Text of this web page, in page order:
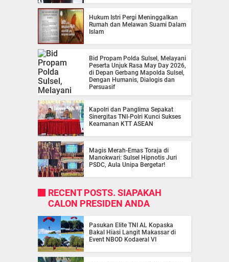
Hukum Istri Pergi Meninggalkan
Rumah dan Melawan Suami Dalam
Islam
Bid Propam Polda Sulsel, Melayani
Peserta Unjuk Rasa May Day 2026,
di Depan Gerbang Mapolda Sulsel,
Dengan Humanis, Dialogis dan
Persuasif
Kapolri dan Panglima Sepakat
Sinergitas TNI-Polri Kunci Sukses
Keamanan KTT ASEAN
Magis Merah-Emas Toraja di
Manokwari: Sulsel Hipnotis Juri
PSDC, Aula Unipa Bergetar!
RECENT POSTS. SIAPAKAH
CALON PRESIDEN ANDA
Pasukan Elite TNI AL Kopaska
Bakal Hiasi Langit Makassar di
Event NBOD Kodaeral VI